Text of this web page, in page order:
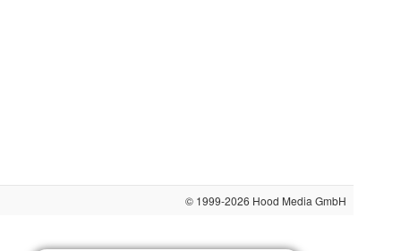
© 1999-2026 Hood Media GmbH